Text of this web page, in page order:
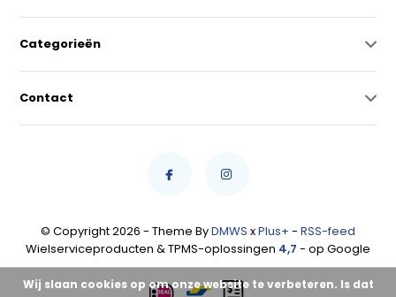
Categorieën
Contact
© Copyright 2026 - Theme ByDMWS xPlus+ - RSS-feed
Wielserviceproducten & TPMS-oplossingen 4,7 - op Google
Wij slaan cookies op om onze website te verbeteren. Is dat